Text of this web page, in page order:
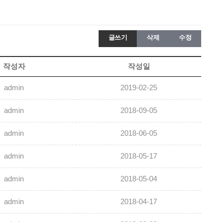
수정
삭제
글쓰기
작성자 작성일
admin 2019-02-25
admin 2018-09-05
admin 2018-06-05
admin 2018-05-17
admin 2018-05-04
admin 2018-04-17